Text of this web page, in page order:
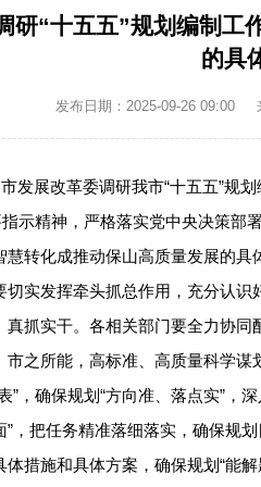
研“十五五”规划编制工
的具
发布日期：2025-09-26 09:00
发展改革委调研我市“十五五”规
指示精神，严格落实党中央决策
转化成推动保山高质量发展的具
实发挥牵头抓总作用，充分认
真抓实干。各相关部门要全力协
之所能，高标准、高质量科学谋
”，确保规划“方向准、落点实”，
，把任务精准落细落实，确保规
措施和具体方案，确保规划“能